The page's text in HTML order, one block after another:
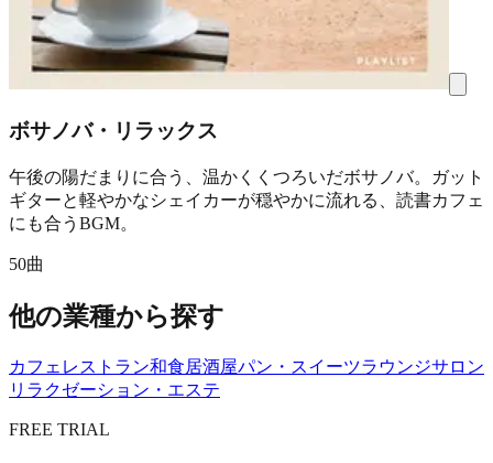
ボサノバ・リラックス
午後の陽だまりに合う、温かくくつろいだボサノバ。ガット
ギターと軽やかなシェイカーが穏やかに流れる、読書カフェ
にも合うBGM。
50曲
他の業種から探す
カフェ レストラン和食居酒屋パン・スイーツラウンジサロン
リラクゼーション・エステ
FREE TRIAL